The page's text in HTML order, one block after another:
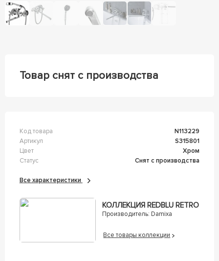
Товар снят с производства
Код товара
n113229
Артикул
s315801
Цвет
Хром
Статус
Снят с производства
Все характеристики
КОЛЛЕКЦИЯ REDBLU RETRO
Производитель: Damixa
Все товары коллекции